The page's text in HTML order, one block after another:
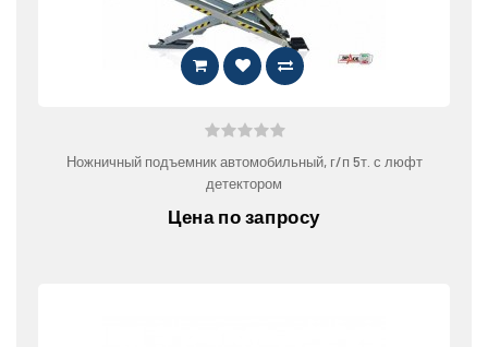
Ножничный подъемник автомобильный, г/п 5т. с люфт
детектором
Цена по запросу